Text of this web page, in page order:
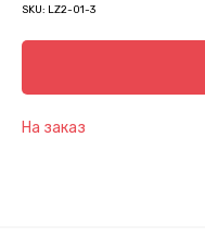
SKU: LZ2-01-3
На заказ